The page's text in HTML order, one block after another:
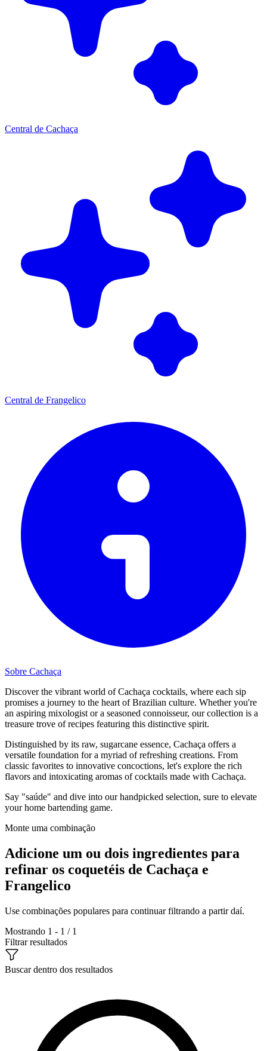
Central de Cachaça
Central de Frangelico
Sobre Cachaça
Discover the vibrant world of Cachaça cocktails, where each sip
promises a journey to the heart of Brazilian culture. Whether you're
an aspiring mixologist or a seasoned connoisseur, our collection is a
treasure trove of recipes featuring this distinctive spirit.
Distinguished by its raw, sugarcane essence, Cachaça offers a
versatile foundation for a myriad of refreshing creations. From
classic favorites to innovative concoctions, let's explore the rich
flavors and intoxicating aromas of cocktails made with Cachaça.
Say "saúde" and dive into our handpicked selection, sure to elevate
your home bartending game.
Monte uma combinação
Adicione um ou dois ingredientes para
refinar os coquetéis de Cachaça e
Frangelico
Use combinações populares para continuar filtrando a partir daí.
Mostrando 1 - 1 / 1
Filtrar resultados
Buscar dentro dos resultados